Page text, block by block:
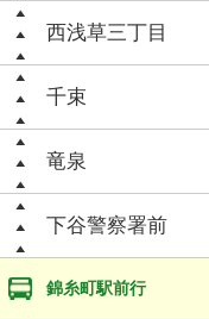
西浅草三丁目
千束
竜泉
下谷警察署前
錦糸町駅前行